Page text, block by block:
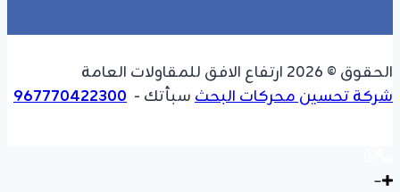
الحقوق © 2026 ارتفاع الافق للمقاولات العامة
شركة تحسين محركات البحثسبأتك - 967770422300